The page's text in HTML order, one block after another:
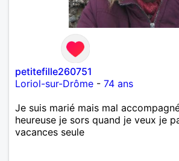
petitefille260751
Loriol-sur-Drôme - 74 ans
Je suis marié mais mal
heureuse je sors quand je veux je
vacances seule